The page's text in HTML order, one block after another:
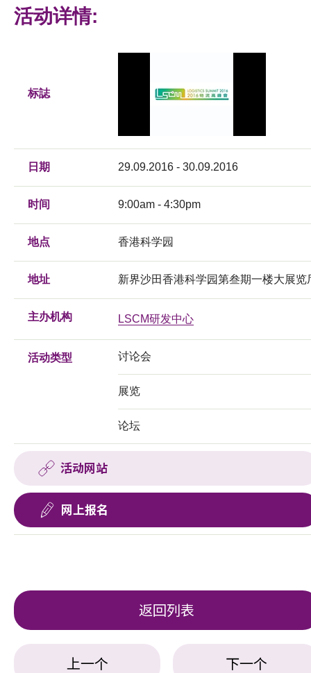
活动详情:
标誌
日期 29.09.2016 - 30.09.2016
时间 9:00am - 4:30pm
地点 香港科学园
地址 新界沙田香港科学园第叁期一楼大展览
主办机构 LSCM研发中心
活动类型 讨论会
展览
论坛
活动网站
网上报名
返回列表
上一个 下一个